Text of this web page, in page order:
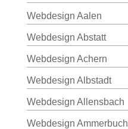
Webdesign Aalen
Webdesign Abstatt
Webdesign Achern
Webdesign Albstadt
Webdesign Allensbach
Webdesign Ammerbuch